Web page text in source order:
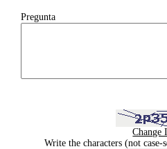
Pregunta
Change
Write the characters (not